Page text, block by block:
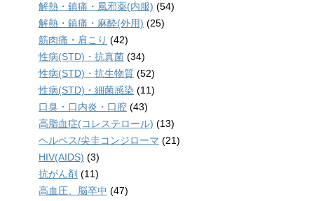
解熱・鎮痛・風邪薬(内服) (54)
解熱・鎮痛・麻酔(外用) (25)
筋肉痛・肩こり (42)
性病(STD)・抗真菌 (34)
性病(STD)・抗生物質 (52)
性病(STD)・細菌感染 (11)
口臭・口内炎・口腔 (43)
高脂血症(コレステロール) (13)
ヘルペス/尖圭コンジローマ (21)
HIV(AIDS) (3)
抗がん剤 (11)
高血圧、脳卒中 (47)